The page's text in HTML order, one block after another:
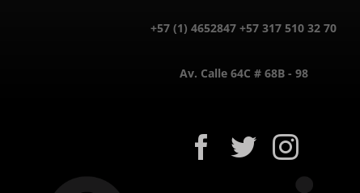
+57 (1) 4652847 +57 317 510 32 70
Av. Calle 64C # 68B - 98